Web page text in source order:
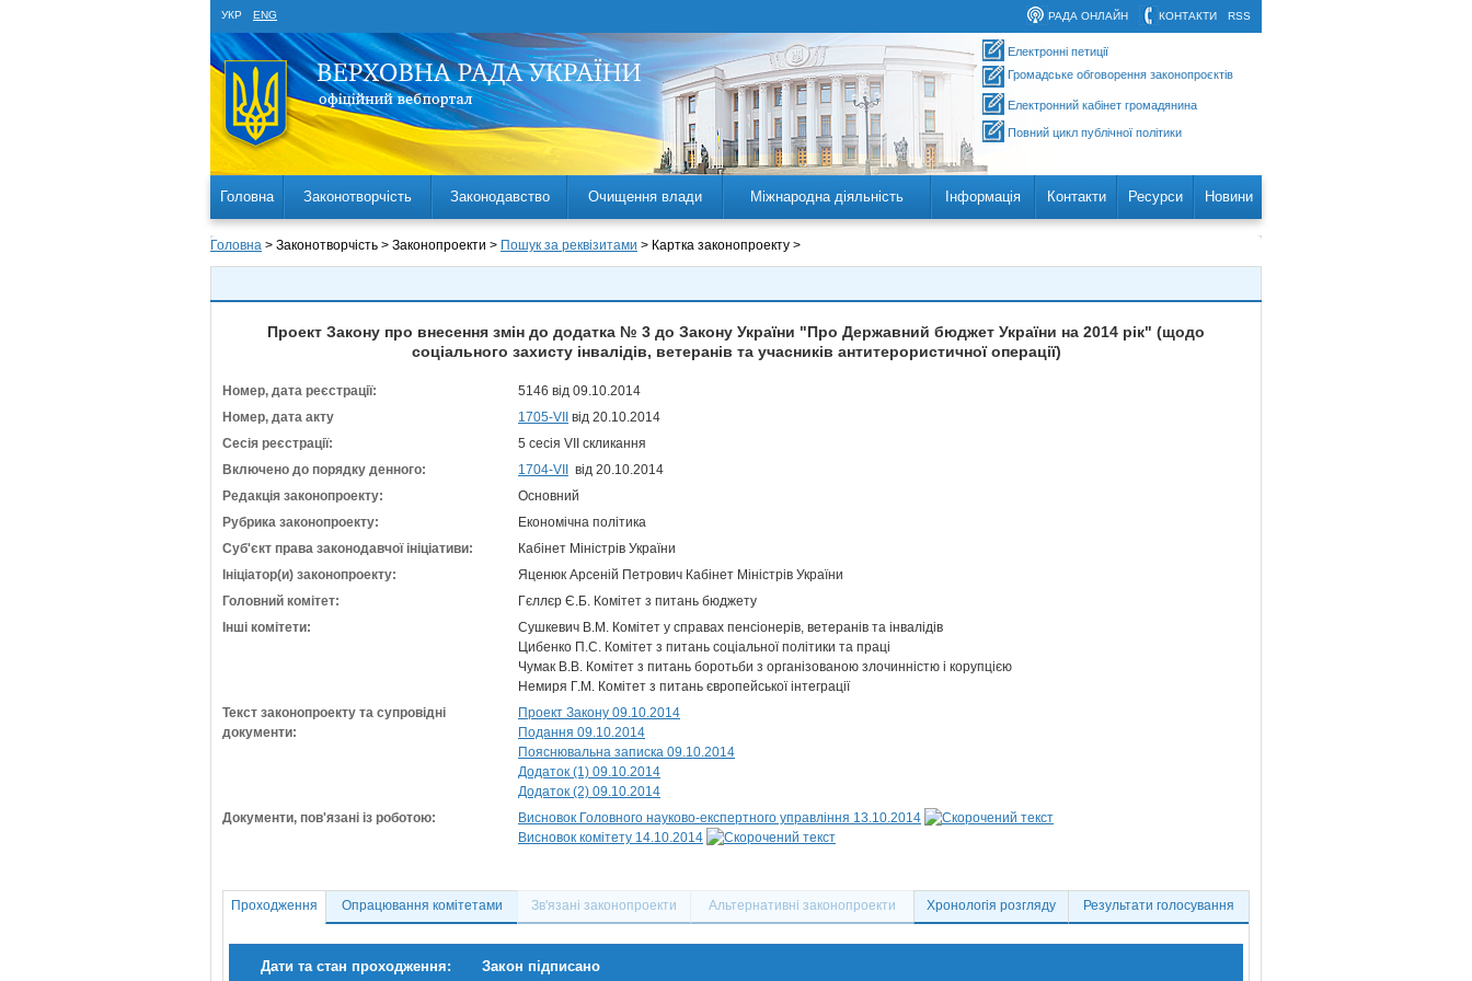
УКР ENG RSS
КОНТАКТИ
РАДА ОНЛАЙН
Електронні петиції
Громадське обговорення законопроєктів
Електронний кабінет громадянина
Повний цикл публічної політики
Головна Законотворчість Законодавство Очищення влади Міжнародна діяльність Інформація Контакти Ресурси Новини
Головна > Законотворчість > Законопроекти > Пошук за реквізитами > Картка законопроекту >
Проект Закону про внесення змін до додатка № 3 до Закону України "Про Державний бюджет України на 2014 рік" (щодо
соціального захисту інвалідів, ветеранів та учасників антитерористичної операції)
Номер, дата реєстрації:
5146 від 09.10.2014
Номер, дата акту
1705-VII
від 20.10.2014
Сесія реєстрації:
5 сесія VII скликання
Включено до порядку денного:
1704-VII
від 20.10.2014
Редакція законопроекту:
Основний
Рубрика законопроекту:
Економічна політика
Суб'єкт права законодавчої ініціативи:
Кабінет Міністрів України
Ініціатор(и) законопроекту:
Яценюк Арсеній Петрович Кабінет Міністрів України
Головний комітет:
Гєллєр Є.Б. Комітет з питань бюджету
Інші комітети:
Сушкевич В.М. Комітет у справах пенсіонерів, ветеранів та інвалідів
Цибенко П.С. Комітет з питань соціальної політики та праці
Чумак В.В. Комітет з питань боротьби з організованою злочинністю і корупцією
Немиря Г.М. Комітет з питань європейської інтеграції
Текст законопроекту та супровідні
документи:
Проект Закону 09.10.2014
Подання 09.10.2014
Пояснювальна записка 09.10.2014
Додаток (1) 09.10.2014
Додаток (2) 09.10.2014
Документи, пов'язані із роботою:
Висновок Головного науково-експертного управління 13.10.2014
Висновок комітету 14.10.2014
Проходження Опрацювання комітетами Зв'язані законопроекти Альтернативні законопроекти Хронологія розгляду Результати голосування
Дати та стан проходження: Закон підписано